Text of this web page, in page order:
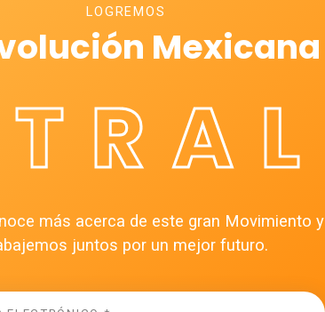
LOGREMOS
Mexicana
más acerca de este gran Movimiento y
juntos por un mejor futuro.